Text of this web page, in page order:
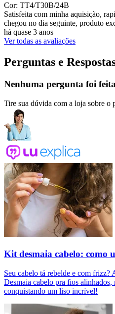
Cor: TT4/T30B/24B
Satisfeita com minha aquisição,
chegou no dia seguinte, produto
há quase 3 anos
Ver todas as avaliações
Perguntas e
Nenhuma pergunta foi
Tire sua dúvida com a loja sobre o
Kit desmaia cabelo: como
Seu cabelo tá rebelde e com frizz?
Desmaia cabelo pra fios alinhados,
conquistando um liso incrível!